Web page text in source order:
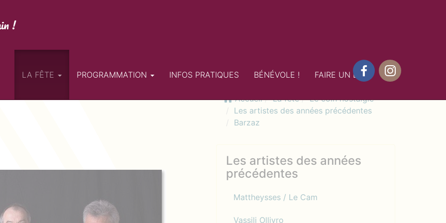
!
LA FÊTE PROGRAMMATION INFOS PRATIQUES BÉNÉVOLE !
FAIRE UN DON
Accueil La fête
Le coin nostalgie
Les artistes des années précédentes
Barzaz
Les artistes des années
précédentes
Mattheysses / Le Cam
Vassili Ollivro